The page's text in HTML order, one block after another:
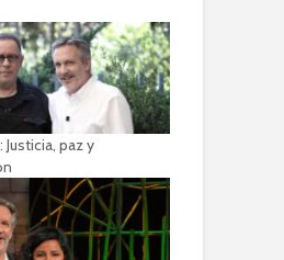
Justicia, paz y